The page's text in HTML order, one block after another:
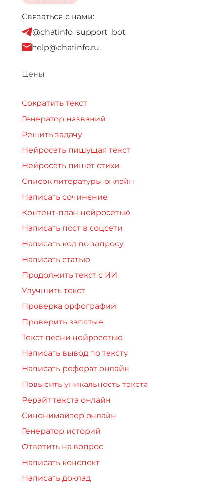
Связаться с нами:
@chatinfo_support_bot
help@chatinfo.ru
Цены
Сократить текст
Генератор названий
Решить задачу
Нейросеть пишущая текст
Нейросеть пишет стихи
Список литературы онлайн
Написать сочинение
Контент-план нейросетью
Написать пост в соцсети
Написать код по запросу
Написать статью
Продолжить текст с ИИ
Улучшить текст
Проверка орфографии
Проверить запятые
Текст песни нейросетью
Написать вывод по тексту
Написать реферат онлайн
Повысить уникальность текста
Рерайт текста онлайн
Синонимайзер онлайн
Генератор историй
Ответить на вопрос
Написать конспект
Написать доклад